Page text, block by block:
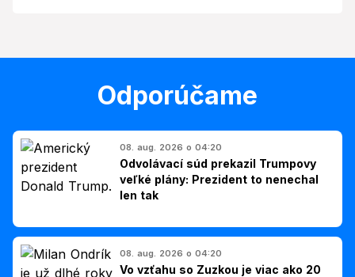
Odporúčame
08. aug. 2026 o 04:20
Odvolávací súd prekazil Trumpovy
veľké plány: Prezident to nenechal
len tak
08. aug. 2026 o 04:20
Vo vzťahu so Zuzkou je viac ako 20